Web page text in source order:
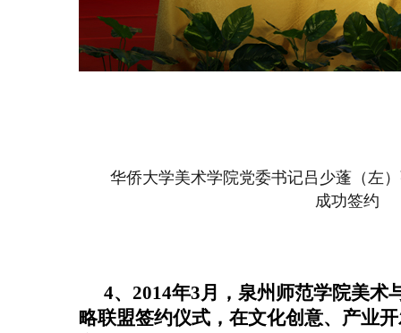
华侨大学美术学院党委书记吕少蓬（左
成功签约
4、 2014年3月，泉州师范学院美术
略联盟签约仪式，在文化创意、产业